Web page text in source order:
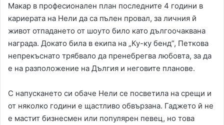
Макар в професионален план последните 4 години в
кариерата на Нели да са пълен провал, за личния й
живот отпадането от шоуто било като дългоочаквана
награда. Докато била в екипа на „Ку-ку бенд”, Петкова
непрекъснато трябвало да пренебрегва любовта, за да
е на разположение на Дългия и неговите планове.
С напускането си обаче Нели се посветила на срещи и
от няколко години е щастливо обвързана. Гаджето й не
е мастит бизнесмен или популярен певец, но това